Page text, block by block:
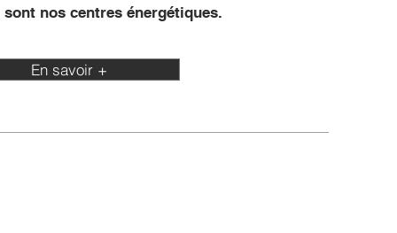
nos centres énergétiques.
En savoir +